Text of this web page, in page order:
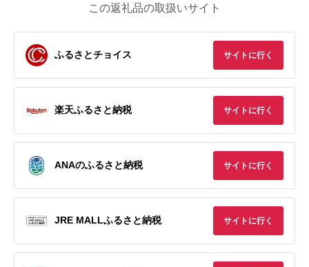
この返礼品の取扱いサイト
ふるさとチョイス サイトに行く
楽天ふるさと納税 サイトに行く
ANAのふるさと納税 サイトに行く
JRE MALLふるさと納税 サイトに行く